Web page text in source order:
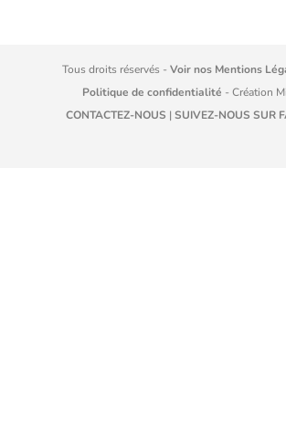
Tous droits réservés -Voir nos Mentions
Politique de confidentialité - Création
CONTACTEZ-NOUS |SUIVEZ-NOUS SUR